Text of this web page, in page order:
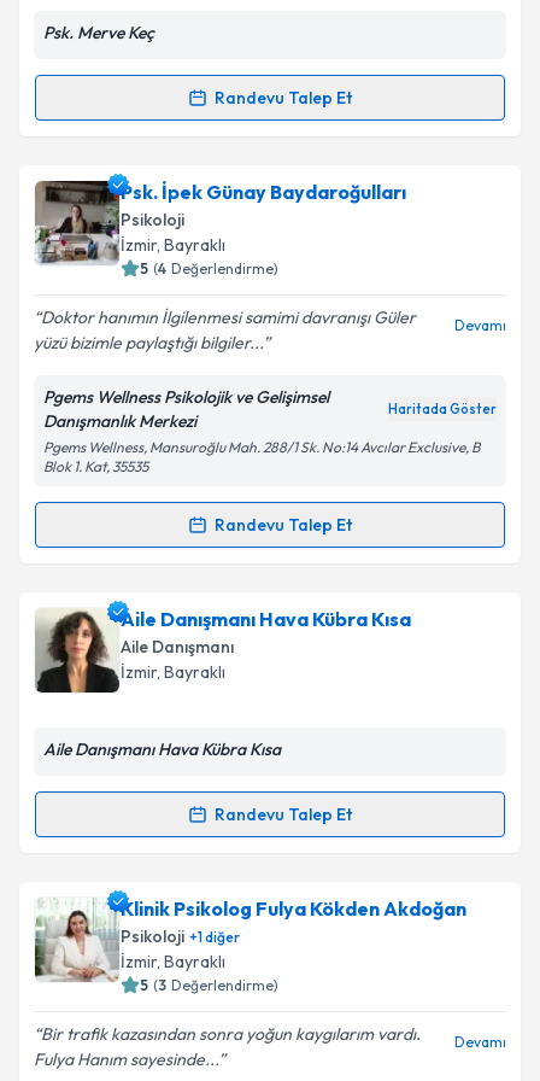
Kişisel verilerimin işlenmesine ilişkinAydınlatma
Takvim Talebini Gönder
Psk. Merve Keç
Randevu Talep Et
Randevu Takvimi Talebi
Psk. Merve Keçiçin randevu takvimi talebi oluşturun.
Size bu uzmandan randevu almanız için bir takvim
hazırlandığında e-posta ile bilgilendireceğiz.
Kişisel verilerimin işlenmesine ilişkin
Aydınlatma
Metni'ni okudum ve kişisel verilerimin belirtilen
kapsamda işlenmesini kabul ediyorum.
Takvim Talebini Gönder
Psk. İpek Günay Baydaroğulları
Psikoloji
İzmir, Bayraklı
5 (4 Değerlendirme)
Doktor hanımın İlgilenmesi samimi davranışı Güler
yüzü bizimle paylaştığı bilgiler...
Devamı
Pgems Wellness Psikolojik ve Gelişimsel
Danışmanlık Merkezi
Haritada Göster
Pgems Wellness, Mansuroğlu Mah. 288/1 Sk. No:14 Avcılar Exclusive, B
Blok 1. Kat, 35535
Randevu Talep Et
Randevu Takvimi Talebi
Psk. İpek Günay Baydaroğullarıiçin randevu
takvimi talebi oluşturun. Size bu uzmandan randevu
almanız için bir takvim hazırlandığında e-posta ile
bilgilendireceğiz.
kapsamda işlenmesini kabul ediyorum.
Takvim Talebini Gönder
Aile Danışmanı Hava Kübra Kısa
Aile Danışmanı
İzmir, Bayraklı
Aile Danışmanı Hava Kübra Kısa
Randevu Talep Et
Randevu Takvimi Talebi
Aile Danışmanı Hava Kübra Kısaiçin randevu
takvimi talebi oluşturun. Size bu uzmandan randevu
almanız için bir takvim hazırlandığında e-posta ile
bilgilendireceğiz.
E-posta Adresiniz
Klinik Psikolog Fulya Kökden Akdoğan
Psikoloji +1diğer
İzmir, Bayraklı
5 (3 Değerlendirme)
Bir trafik kazasından sonra yoğun kaygılarım vardı.
Fulya Hanım sayesinde...
Devamı